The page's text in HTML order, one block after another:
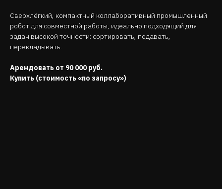
Сверхлёгкий, компактный коллаборативный промышленный
робот для совместной работы, идеально подходящий для
задач высокой точности: сортировать, подавать,
перекладывать.
Арендовать от 90 000 руб.
Купить (стоимость «по запросу»)